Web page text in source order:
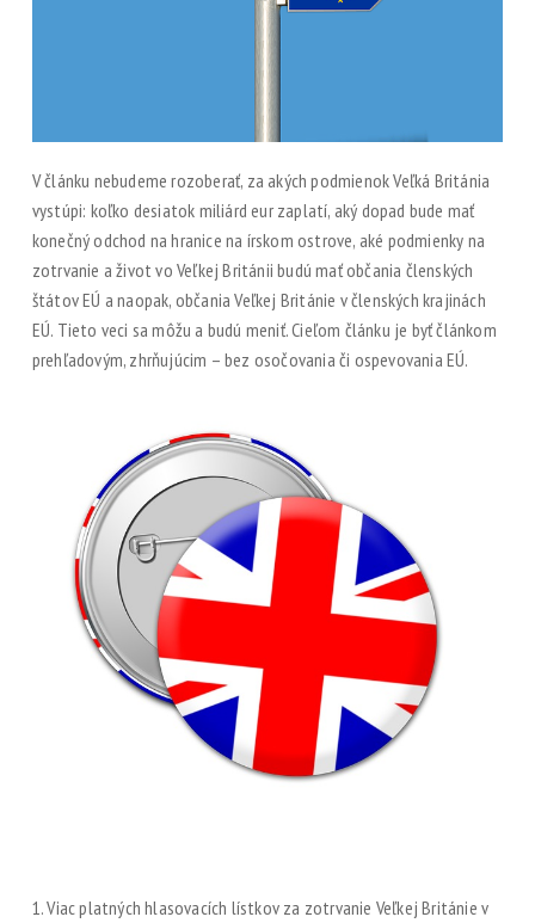
V článku nebudeme rozoberať, za akých podmienok Veľká Británia
vystúpi: koľko desiatok miliárd eur zaplatí, aký dopad bude mať
konečný odchod na hranice na írskom ostrove, aké podmienky na
zotrvanie a život vo Veľkej Británii budú mať občania členských
štátov EÚ a naopak, občania Veľkej Británie v členských krajinách
EÚ. Tieto veci sa môžu a budú meniť. Cieľom článku je byť článkom
prehľadovým, zhrňujúcim – bez osočovania či ospevovania EÚ.
1. Viac platných hlasovacích lístkov za zotrvanie Veľkej Británie v